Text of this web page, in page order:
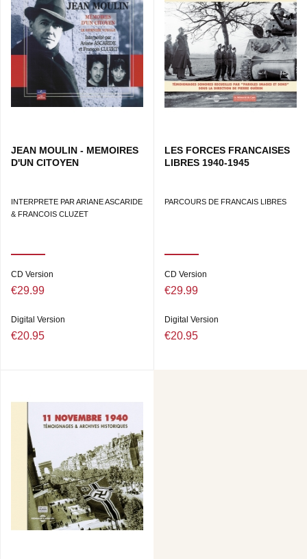
JEAN MOULIN - MEMOIRES
D'UN CITOYEN
INTERPRETE PAR ARIANE ASCARIDE
& FRANCOIS CLUZET
CD Version
€29.99
Digital Version
€20.95
LES FORCES FRANCAISES
LIBRES 1940-1945
PARCOURS DE FRANCAIS LIBRES
CD Version
€29.99
Digital Version
€20.95